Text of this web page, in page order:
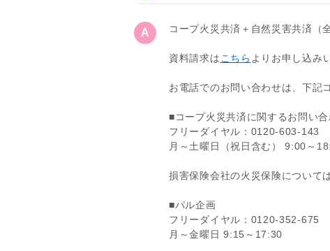
コープ火災共済＋自然災害共済（
資料請求は こちら よりお申し込み
お電話でのお問い合わせは、下記
■コープ火災共済に関するお問い
フリーダイヤル：0120-603-143
月～土曜日（祝日含む） 9:00～
損害保険会社の火災保険について
■パル企画
フリーダイヤル：0120-352-675
月～金曜日 9:15～17:30